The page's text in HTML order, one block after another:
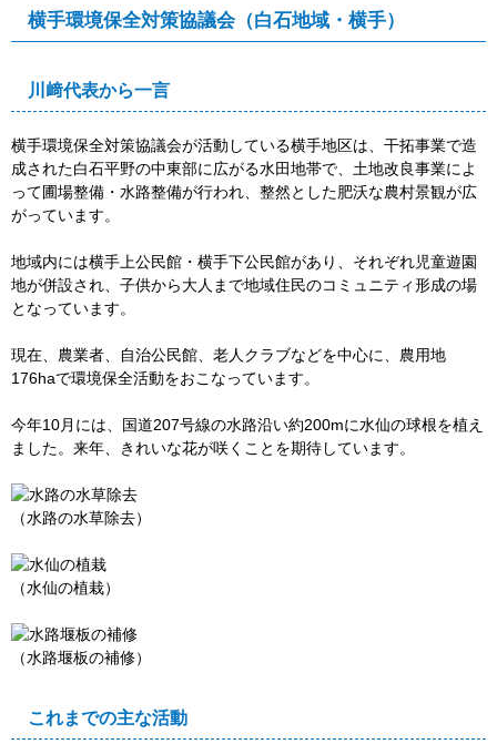
横手環境保全対策協議会（白石地域・横手）
川﨑代表から一言
横手環境保全対策協議会が活動している横手地区は、干拓事業で造
成された白石平野の中東部に広がる水田地帯で、土地改良事業によ
って圃場整備・水路整備が行われ、整然とした肥沃な農村景観が広
がっています。
地域内には横手上公民館・横手下公民館があり、それぞれ児童遊園
地が併設され、子供から大人まで地域住民のコミュニティ形成の場
となっています。
現在、農業者、自治公民館、老人クラブなどを中心に、農用地
176haで環境保全活動をおこなっています。
今年10月には、国道207号線の水路沿い約200mに水仙の球根を植え
ました。来年、きれいな花が咲くことを期待しています。
（水路の水草除去）
（水仙の植栽）
（水路堰板の補修）
これまでの主な活動